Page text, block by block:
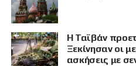
Η Ταϊβάν
Ξεκίνησαν οι
ασκήσεις με